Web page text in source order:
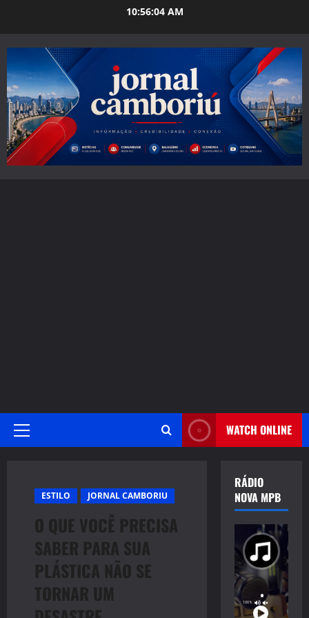
10:56:06 AM
Primary
WATCH ONLINE
ESTILO JORNAL CAMBORIU
O QUE VOCÊ PRECISA
SABER PARA SUA
PLÁSTICA NÃO SE
TORNAR UM
RÁDIO
NOVA MPB